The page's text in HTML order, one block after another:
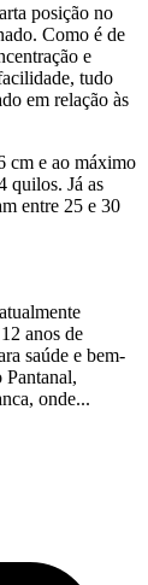
posição no
Como é de
e
tudo
em relação às
cm e ao máximo
quilos. Já as
entre 25 e 30
anos de
saúde e bem-
onde...